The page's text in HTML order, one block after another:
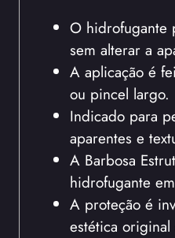
O hidrofugante
sem alterar a
A aplicação é
ou pincel largo.
Indicado para
aparentes e
A Barbosa
hidrofugante
A proteção é
estética original